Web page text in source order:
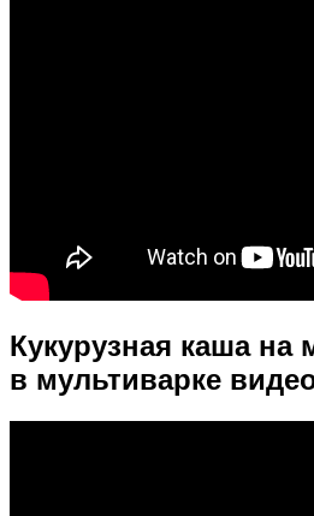
Кукурузная каша на
в мультиварке